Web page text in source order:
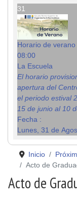
31
Horario de
08:00
La Escuela
El horario
apertura del
el periodo estival
15 de junio al 10
Fecha :
Lunes, 31 de
Inicio
Acto de
Acto de